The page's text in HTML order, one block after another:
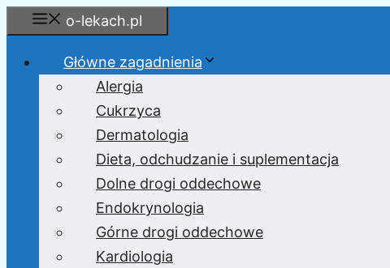
Przejdź
do
o-lekach.pl
Główne zagadnienia
Alergia
Cukrzyca
Dermatologia
Dieta, odchudzanie i suplementacja
Dolne drogi oddechowe
Endokrynologia
Górne drogi oddechowe
Kardiologia